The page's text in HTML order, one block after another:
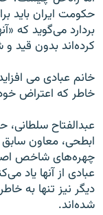
حکومت ايران بايد
بردارد می‌گويد که
کرده‌اند بدون قيد و
خانم عبادی می
خاطر که اعتراض
عبدالفتاح
ابطحی، معاون
چهره‌های شاخص
عبادی از آنها ياد
ديگر نيز تنها به
شده‌اند.